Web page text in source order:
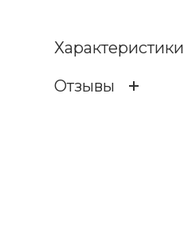
Характеристики
Отзывы